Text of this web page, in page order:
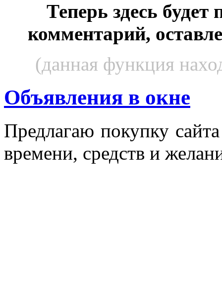
Теперь здесь будет
комментарий,
(данная функция
Объявления в окне
Пред­ла­гаю по­куп­ку
вре­мени, средств и